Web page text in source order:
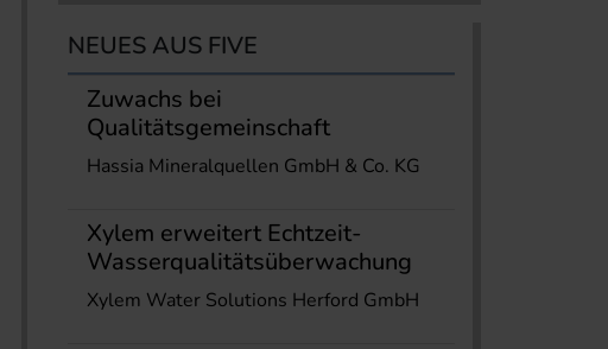
NEUES AUS FIVE
Zuwachs bei
Qualitätsgemeinschaft
Hassia Mineralquellen GmbH & Co. KG
Xylem erweitert Echtzeit-
Wasserqualitätsüberwachung
Xylem Water Solutions Herford GmbH